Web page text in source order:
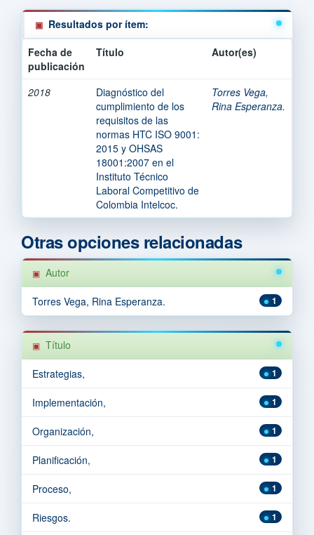
Resultados por ítem:
Fecha de
publicación
Título Autor(es)
2018
Diagnóstico del
cumplimiento de los
requisitos de las
normas HTC ISO 9001:
2015 y OHSAS
18001:2007 en el
Instituto Técnico
Laboral Competitivo de
Colombia Intelcoc.
Torres Vega,
Rina Esperanza.
Otras opciones relacionadas
Autor
1
Torres Vega, Rina Esperanza.
Título
1
Estrategias,
1
Implementación,
1
Organización,
1
Planificación,
1
Proceso,
1
Riesgos.